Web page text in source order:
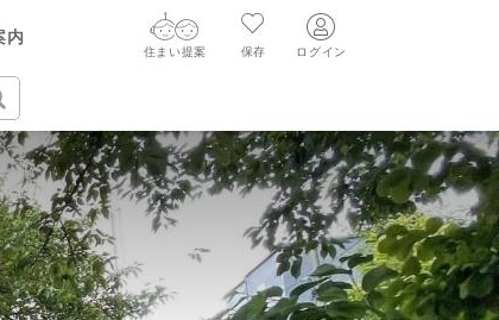
内
ログイン
保存
住まい提案
新規会員登録
AIウィルくんの提案
・チャット相談する
不動産エージェントの提案
ログイン
新規会員登録
購入に関する問合せ
読みもの
不動産売却の流れ
リフォームに関する問合せ
ニュースリリース
すべてのニュースリリース